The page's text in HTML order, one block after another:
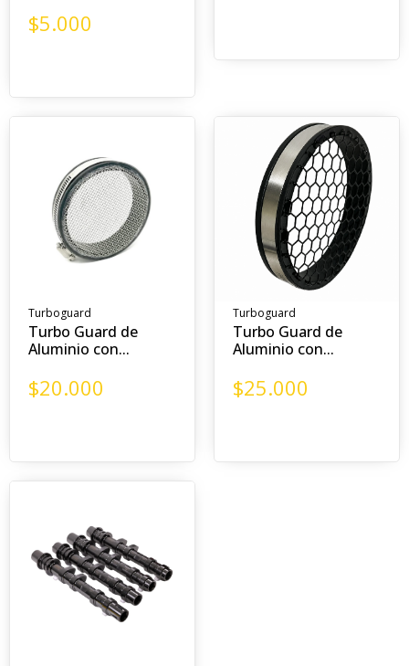
$5.000
Turboguard
Turbo Guard de
Aluminio con...
$20.000
Turboguard
Turbo Guard de
Aluminio con...
$25.000